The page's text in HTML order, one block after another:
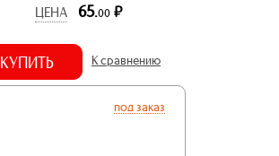
ЦЕНА
65.00 р.
КУПИТЬ К сравнению
под заказ